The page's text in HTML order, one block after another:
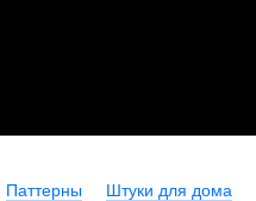
Паттерны Штуки для дома